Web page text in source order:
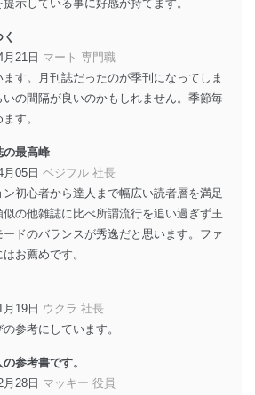
別と認証
ント制御）により、個人情報データ
り扱う情報システムを使用する従業
証しています。
アクセス等の防止
取り扱う機器等のオペレーティング
取り扱う機器等にセキュリティ対策
等を導入し、自動更新 機能等の活用
を最新状態としています。
使用に伴う漏洩等の防止
り個人データの含まれるファイルを
に、当該ファイルへのパスワードを
メントシステムの継続的改善
びマネジメントレビューの機会を通
護マネジメントシステムを継続的に改
態を維持します。
示している事に好感が持てます。
月21日 マート 専門職
す。月刊誌だったのが季刊になってしま
の間隔が良いのかもしれません。季節毎
す。
の最高峰
月05日 ベジフル 社長
ン初心者から達人まで幅広い読者層を満足
の他雑誌に比べ所謂流行を追い過ぎず王
ドのバランスが秀逸だと思います。ファ
お薦めです。
月19日 ウクラ 社長
参考にしています。
参考書です。
月28日 マッキー 役員